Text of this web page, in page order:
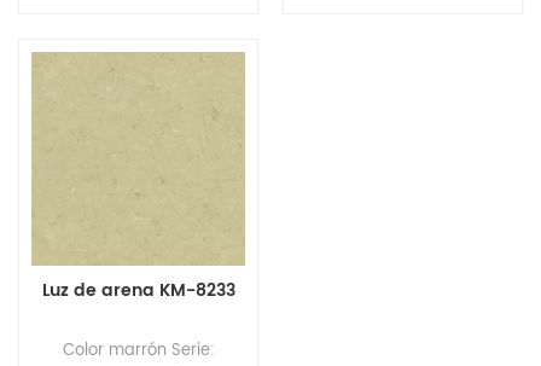
Tamaño: 2,0 mm
(espesor) x 2,0 m (ancho)
x 20 m (largo). Superficie:
revestimiento PUR
Luz de arena KM-8233
Color marrón Serie: